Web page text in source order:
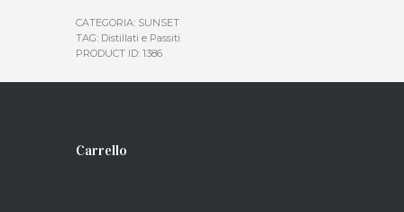
CATEGORIA: SUNSET
TAG: Distillati e Passiti
PRODUCT ID: 1386
Carrello